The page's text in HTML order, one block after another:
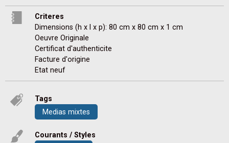
Criteres
Dimensions (h x l x p): 80 cm x 80 cm x 1 cm
Oeuvre Originale
Certificat d'authenticite
Facture d'origine
Etat neuf
Tags
Medias mixtes
Courants / Styles